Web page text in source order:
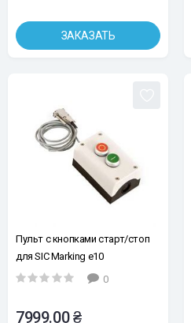
ЗАКАЗАТЬ
Пульт с кнопками старт/стоп
для SIC Marking e10
0
7999.00 ₴